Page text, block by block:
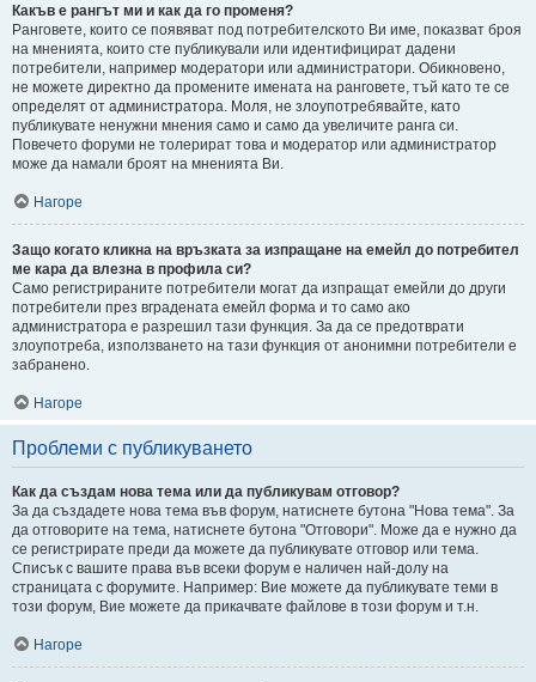
Какъв е рангът ми и как да го променя?
Ранговете, които се появяват под потребителското Ви име, показват броя
на мненията, които сте публикували или идентифицират дадени
потребители, например модератори или администратори. Обикновено,
не можете директно да промените имената на ранговете, тъй като те се
определят от администратора. Моля, не злоупотребявайте, като
публикувате ненужни мнения само и само да увеличите ранга си.
Повечето форуми не толерират това и модератор или администратор
може да намали броят на мненията Ви.
Нагоре
Защо когато кликна на връзката за изпращане на емейл до потребител
ме кара да влезна в профила си?
Само регистрираните потребители могат да изпращат емейли до други
потребители през вградената емейл форма и то само ако
администратора е разрешил тази функция. За да се предотврати
злоупотреба, използването на тази функция от анонимни потребители е
забранено.
Нагоре
Проблеми с публикуването
Как да създам нова тема или да публикувам отговор?
За да създадете нова тема във форум, натиснете бутона "Нова тема". За
да отговорите на тема, натиснете бутона "Отговори". Може да е нужно да
се регистрирате преди да можете да публикувате отговор или тема.
Списък с вашите права във всеки форум е наличен най-долу на
страницата с форумите. Например: Вие можете да публикувате теми в
този форум, Вие можете да прикачвате файлове в този форум и т.н.
Нагоре